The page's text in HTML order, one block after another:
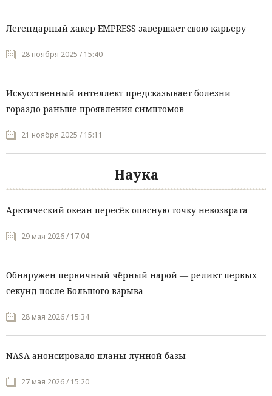
Легендарный хакер EMPRESS завершает свою карьеру
28 ноября 2025 / 15:40
Искусственный интеллект предсказывает болезни
гораздо раньше проявления симптомов
21 ноября 2025 / 15:11
Наука
Арктический океан пересёк опасную точку невозврата
29 мая 2026 / 17:04
Обнаружен первичный чёрный нарой — реликт первых
секунд после Большого взрыва
28 мая 2026 / 15:34
NASA анонсировало планы лунной базы
27 мая 2026 / 15:20